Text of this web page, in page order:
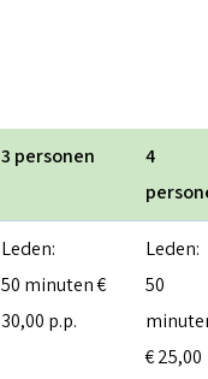
3 personen
4
Leden:
50 minuten €
30,00 p.p.
Leden:
50
€ 25,00